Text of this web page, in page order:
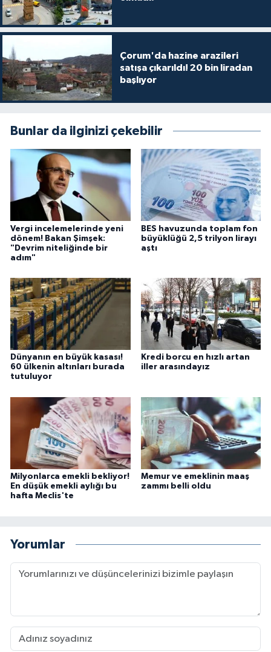
Çorum'da hazine arazileri
satışa çıkarıldı! 20 bin liradan
başlıyor
Bunlar da ilginizi çekebilir
Vergi incelemelerinde yeni
dönem! Bakan Şimşek:
"Devrim niteliğinde bir
adım"
BES havuzunda toplam fon
büyüklüğü 2,5 trilyon lirayı
aştı
Dünyanın en büyük kasası!
60 ülkenin altınları burada
tutuluyor
Kredi borcu en hızlı artan
iller arasındayız
Milyonlarca emekli bekliyor!
En düşük emekli aylığı bu
hafta Meclis'te
Memur ve emeklinin maaş
zammı belli oldu
Yorumlar